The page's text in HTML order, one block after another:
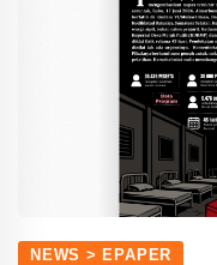
NEWS > EPAPER